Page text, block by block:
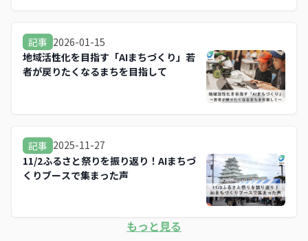
記事 2026-01-15
地域活性化を目指す「AIまちづくり」若
者が戻りたくなるまちを目指して
記事 2025-11-27
11/2ふるさと祭りを振り返り！AIまちづ
くりブースで集まった声
もっと見る